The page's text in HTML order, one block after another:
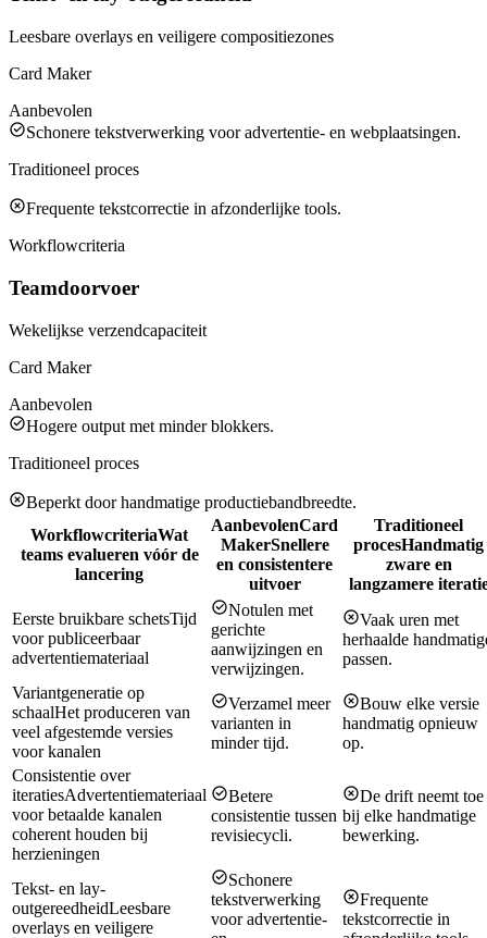
Leesbare overlays en veiligere compositiezones
Card Maker
Aanbevolen
Schonere tekstverwerking voor advertentie- en webplaatsingen.
Traditioneel proces
Frequente tekstcorrectie in afzonderlijke tools.
Workflowcriteria
Teamdoorvoer
Wekelijkse verzendcapaciteit
Card Maker
Aanbevolen
Hogere output met minder blokkers.
Traditioneel proces
Beperkt door handmatige productiebandbreedte.
WorkflowcriteriaWat
teams evalueren vóór de
lancering
AanbevolenCard
MakerSnellere
en consistentere
uitvoer
Traditioneel
procesHandmatig
zware en
langzamere
Eerste bruikbare schetsTijd
voor publiceerbaar
advertentiemateriaal
Notulen met
gerichte
aanwijzingen en
verwijzingen.
Vaak uren met
herhaalde
passen.
Variantgeneratie op
schaalHet produceren van
veel afgestemde versies
voor kanalen
Verzamel meer
varianten in
minder tijd.
Bouw elke versie
handmatig opnieuw
op.
Consistentie over
iteratiesAdvertentiemateriaal
voor betaalde kanalen
coherent houden bij
herzieningen
Betere
consistentie tussen
revisiecycli.
De drift neemt toe
bij elke handmatige
bewerking.
Tekst- en lay-
outgereedheidLeesbare
overlays en veiligere
Schonere
tekstverwerking
voor advertentie-
Frequente
tekstcorrectie in